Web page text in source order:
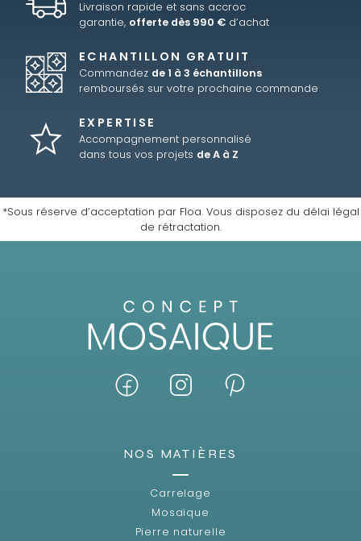
Livraison rapide et sans accroc
garantie, offerte dès 990 € d’achat
ECHANTILLON GRATUIT
Commandez de 1 à 3 échantillons
remboursés sur votre prochaine commande
EXPERTISE
Accompagnement personnalisé
dans tous vos projets de A à Z
*Sous réserve d’acceptation par Floa. Vous disposez du délai légal
de rétractation.
NOS MATIÈRES
Carrelage
Mosaïque
Pierre naturelle